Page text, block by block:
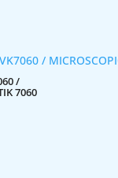
/
7060